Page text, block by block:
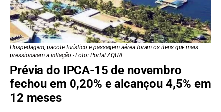
Hospedagem, pacote turístico e passagem aérea foram os itens que mais
pressionaram a inflação - Foto: Portal AQUA
Prévia do IPCA-15 de novembro
fechou em 0,20% e alcançou 4,5% em
12 meses